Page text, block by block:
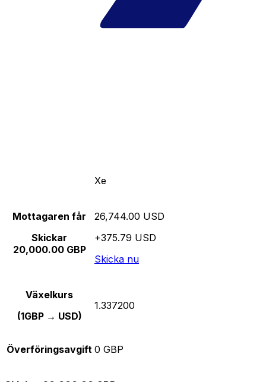
Xe
Mottagaren får
Skickar
20,000.00 GBP
26,744.00 USD
+375.79 USD
Skicka nu
Växelkurs
(1GBP → USD)
1.337200
Överföringsavgift 0 GBP